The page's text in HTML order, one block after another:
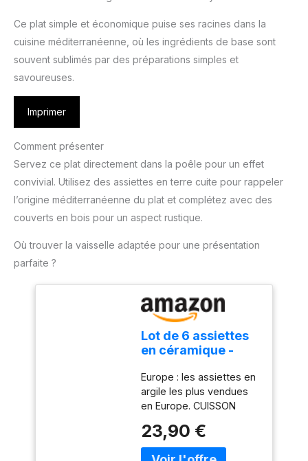
Ce plat simple et économique puise ses racines dans la
cuisine méditerranéenne, où les ingrédients de base sont
souvent sublimés par des préparations simples et
savoureuses.
Imprimer
Comment présenter
Servez ce plat directement dans la poêle pour un effet
convivial. Utilisez des assiettes en terre cuite pour rappeler
l’origine méditerranéenne du plat et complétez avec des
couverts en bois pour un aspect rustique.
Où trouver la vaisselle adaptée pour une présentation
parfaite ?
Lot de 6 assiettes
en céramique -
Casseroles
rustiques en terre
cuite réfractaire,
adaptées pour
cuisinière à gaz et
électrique, micro-
Europe : les assiettes en
argile les plus vendues
en Europe. CUISSON
pour commencer à cuire
à feu doux puis
23,90 €